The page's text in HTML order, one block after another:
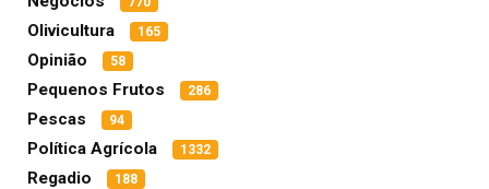
Olivicultura 165
Opinião 58
Pequenos Frutos 286
Pescas 94
Política Agrícola 1332
Regadio 188